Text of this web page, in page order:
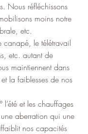
Nous réfléchissons
moins notre
etc.
canapé, le télétravail
etc. autant de
maintiennent dans
la faiblesses de nos
et les chauffages
aberration qui une
nos capacités